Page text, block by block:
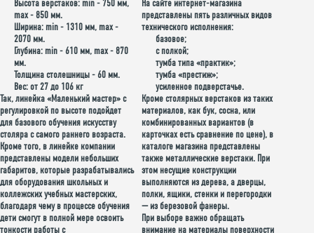
Высота верстаков: min - 750 мм,
max - 850 мм.
Ширина: min - 1310 мм, max -
2070 мм.
Глубина: min - 610 мм, max - 870
мм.
Толщина столешницы - 60 мм.
Вес: от 27 до 106 кг
Так,линейка «Маленький мастер»с
регулировкой по высоте подойдет
для базового обучения искусству
столяра с самого раннего возраста.
Кроме того, в линейке компании
представлены модели небольших
габаритов, которые разрабатывались
для оборудования школьных и
коллежских учебных мастерских,
благодаря чему в процессе обучения
дети смогут в полной мере освоить
тонкости работы с
На сайте интернет-магазина
представлены пять различныхвидов
технического исполнения:
базовое;
с полкой;
тумба типа «практик»;
тумба «престиж»;
усиленное подверстачье.
Кроме столярных верстаков из таких
материалов, как бук, сосна, или
комбинированных вариантов (в
карточках есть сравнение по цене), в
каталоге магазина представлены
также металлические верстаки. При
этом несущие конструкции
выполняются из дерева, а дверцы,
полки, ящики, стенки и перегородки
— из березовой фанеры.
При выборе важно обращать
внимание наматериалы поверхности